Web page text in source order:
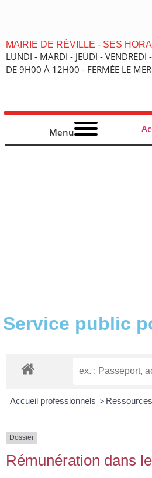
MAIRIE DE RÉVILLE - SES
LUNDI - MARDI - JEUDI - VENDREDI
DE 9H00 À 12H00 - FERMÉE LE
Menu
Service public
Accueil professionnels >
Dossier
Rémunération dans